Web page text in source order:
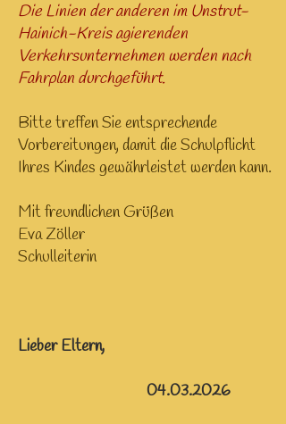
Die Linien der anderen im Unstrut-
Hainich-Kreis agierenden
Verkehrsunternehmen werden nach
Fahrplan durchgeführt.
Bitte treffen Sie entsprechende
Vorbereitungen, damit die Schulpflicht
Ihres Kindes gewährleistet werden kann.
Mit freundlichen Grüßen
Eva Zöller
Schulleiterin
Lieber Eltern,
04.03.2026